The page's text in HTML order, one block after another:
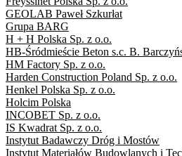
GEOLAB Paweł Szkurłat
Grupa BARG
H + H Polska Sp. z o.o.
HB-Śródmieście Beton s.c. B.
HM Factory Sp. z o.o.
Harden Construction Poland Sp. z o.o.
Henkel Polska Sp. z o.o.
Holcim Polska
INCOBET Sp. z o.o.
IS Kwadrat Sp. z o.o.
Instytut Badawczy Dróg i Mostów
Instytut Materiałów Budowlanych i